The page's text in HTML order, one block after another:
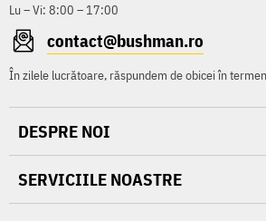
Lu – Vi: 8:00 – 17:00
contact@bushman.ro
În zilele lucrătoare, răspundem de obicei în
DESPRE NOI
SERVICIILE NOASTRE